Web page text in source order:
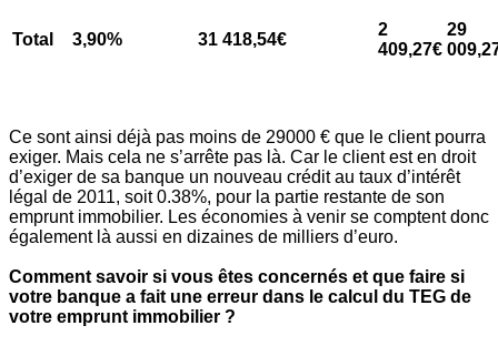
Total 3,90% 31 418,54€
2
409,27€
29
Ce sont ainsi déjà pas moins de 29000 € que le client pourra
exiger. Mais cela ne s’arrête pas là. Car le client est en droit
d’exiger de sa banque un nouveau crédit au taux d’intérêt
légal de 2011, soit 0.38%, pour la partie restante de son
emprunt immobilier. Les économies à venir se comptent donc
également là aussi en dizaines de milliers d’euro.
Comment savoir si vous êtes concernés et que faire si
votre banque a fait une erreur dans le calcul du TEG de
votre emprunt immobilier ?